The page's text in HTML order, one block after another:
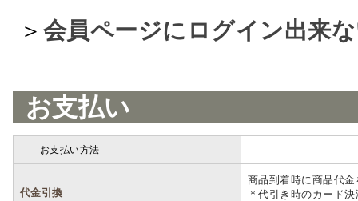
＞ 会員ページにログイン出来
お支払い
お支払い方法
代金引換
商品到着時に商品代
＊代引き時のカード